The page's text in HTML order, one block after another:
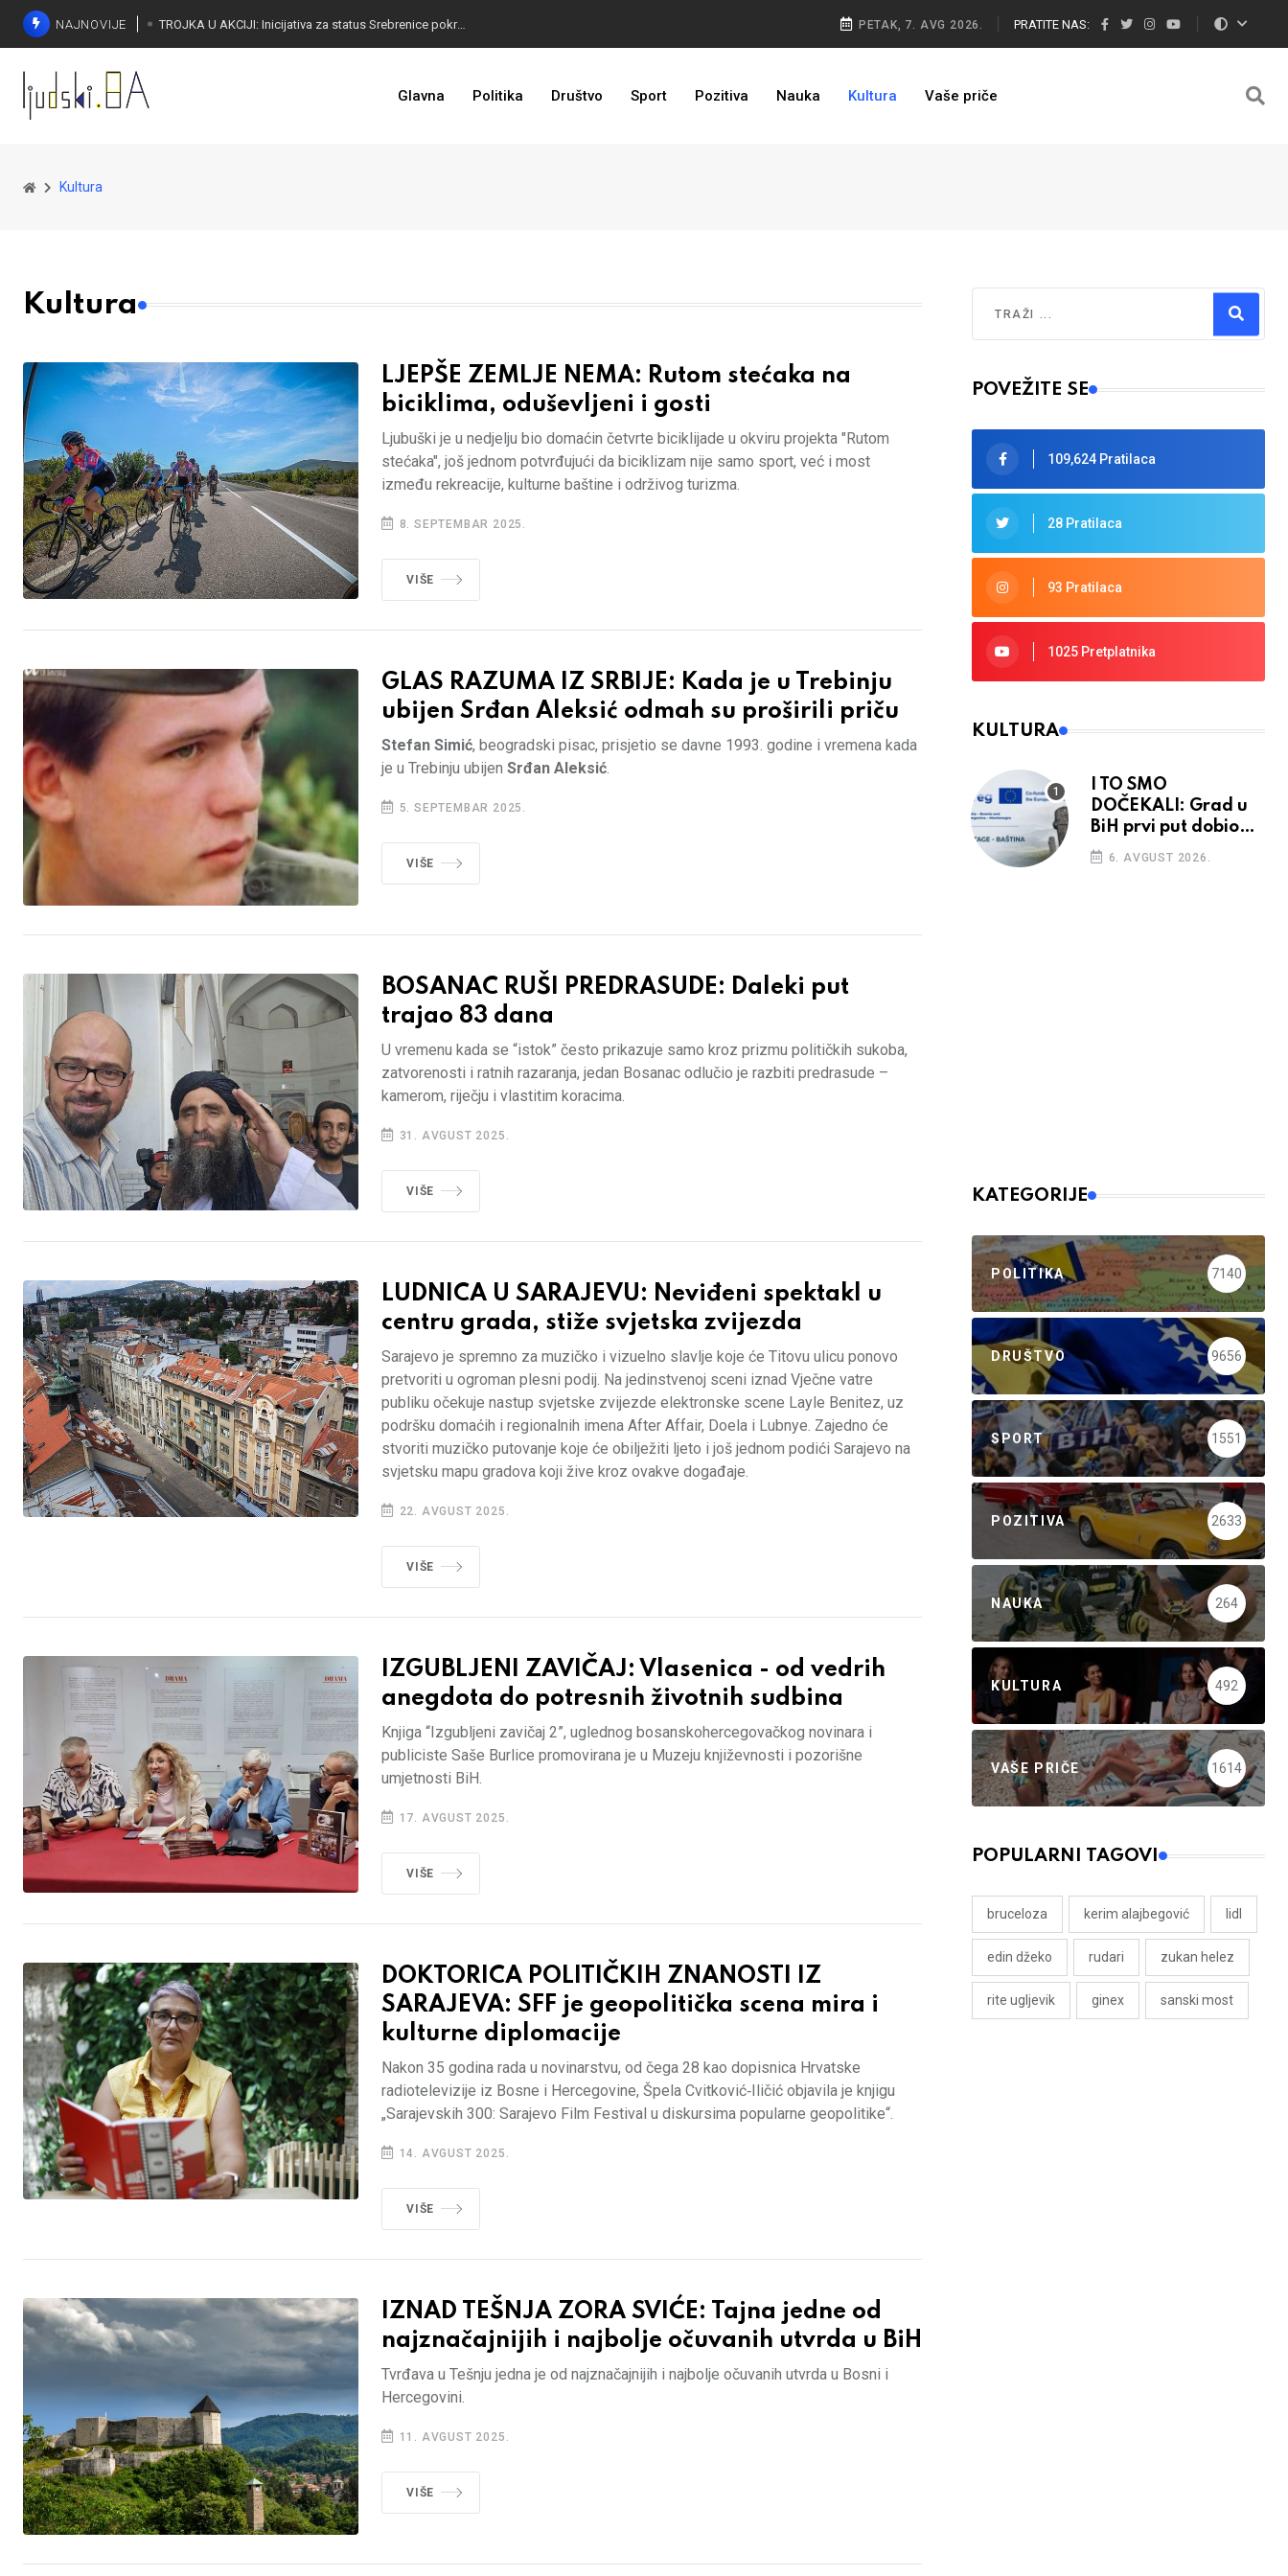
NAJNOVIJE TROJKA U AKCIJI: Inicijativa za status Srebrenice pokrenuta
ZASTRAŠIVANJE I PRITISCI: Saslušane još 4 osobe, 26 na popisu
PETAK, 7. AVG 2026. PRATITE NAS:
Glavna Politika Društvo Sport Pozitiva Nauka Kultura Vaše priče
Kultura
Kultura
LJEPŠE ZEMLJE NEMA: Rutom stećaka na
biciklima, oduševljeni i gosti
Ljubuški je u nedjelju bio domaćin četvrte biciklijade u okviru projekta "Rutom
stećaka", još jednom potvrđujući da biciklizam nije samo sport, već i most
između rekreacije, kulturne baštine i održivog turizma.
8. SEPTEMBAR 2025.
VIŠE
GLAS RAZUMA IZ SRBIJE: Kada je u Trebinju
ubijen Srđan Aleksić odmah su proširili priču
Stefan Simić, beogradski pisac, prisjetio se davne 1993. godine i vremena kada
je u Trebinju ubijen Srđan Aleksić.
5. SEPTEMBAR 2025.
VIŠE
BOSANAC RUŠI PREDRASUDE: Daleki put
trajao 83 dana
U vremenu kada se “istok” često prikazuje samo kroz prizmu političkih sukoba,
zatvorenosti i ratnih razaranja, jedan Bosanac odlučio je razbiti predrasude –
kamerom, riječju i vlastitim koracima.
31. AVGUST 2025.
VIŠE
LUDNICA U SARAJEVU: Neviđeni spektakl u
centru grada, stiže svjetska zvijezda
Sarajevo je spremno za muzičko i vizuelno slavlje koje će Titovu ulicu ponovo
pretvoriti u ogroman plesni podij. Na jedinstvenoj sceni iznad Vječne vatre
publiku očekuje nastup svjetske zvijezde elektronske scene Layle Benitez, uz
podršku domaćih i regionalnih imena After Affair, Doela i Lubnye. Zajedno će
stvoriti muzičko putovanje koje će obilježiti ljeto i još jednom podići Sarajevo na
svjetsku mapu gradova koji žive kroz ovakve događaje.
22. AVGUST 2025.
VIŠE
IZGUBLJENI ZAVIČAJ: Vlasenica - od vedrih
anegdota do potresnih životnih sudbina
Knjiga “Izgubljeni zavičaj 2”, uglednog bosanskohercegovačkog novinara i
publiciste Saše Burlice promovirana je u Muzeju književnosti i pozorišne
umjetnosti BiH.
17. AVGUST 2025.
VIŠE
DOKTORICA POLITIČKIH ZNANOSTI IZ
SARAJEVA: SFF je geopolitička scena mira i
kulturne diplomacije
Nakon 35 godina rada u novinarstvu, od čega 28 kao dopisnica Hrvatske
radiotelevizije iz Bosne i Hercegovine, Špela Cvitković‑Iličić objavila je knjigu
„Sarajevskih 300: Sarajevo Film Festival u diskursima popularne geopolitike“.
14. AVGUST 2025.
VIŠE
IZNAD TEŠNJA ZORA SVIĆE: Tajna jedne od
najznačajnijih i najbolje očuvanih utvrda u BiH
Tvrđava u Tešnju jedna je od najznačajnijih i najbolje očuvanih utvrda u Bosni i
Hercegovini.
11. AVGUST 2025.
VIŠE
Type 2 or more characters for results.
POVEŽITE SE
109,624 Pratilaca
28 Pratilaca
93 Pratilaca
1025 Pretplatnika
KULTURA
I TO SMO
DOČEKALI: Grad u
BiH prvi put dobio
sredstva EU
6. AVGUST 2026.
KATEGORIJE
POLITIKA 7140
DRUŠTVO 9656
SPORT 1551
POZITIVA 2633
NAUKA 264
KULTURA 492
VAŠE PRIČE 1614
POPULARNI TAGOVI
bruceloza kerim alajbegović lidl
edin džeko rudari zukan helez
rite ugljevik ginex sanski most